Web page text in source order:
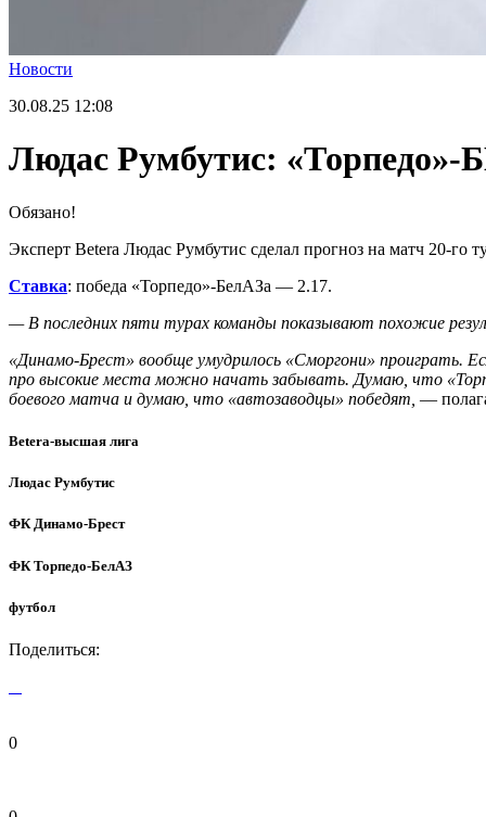
Новости
30.08.25 12:08
Людас Румбутис: «Торпедо»-
Обязано!
Эксперт Betera Людас Румбутис сделал прогноз на матч 20-
Ставка: победа «Торпедо»-БелАЗа — 2.17.
— В последних пяти турах команды показывают похожие
«Динамо-Брест» вообще умудрилось «Сморгони» проиграть.
про высокие места можно начать забывать. Думаю, что
боевого матча и думаю, что «автозаводцы» победят, —
Betera-высшая лига
Людас Румбутис
ФК Динамо-Брест
ФК Торпедо-БелАЗ
футбол
Поделиться:
0